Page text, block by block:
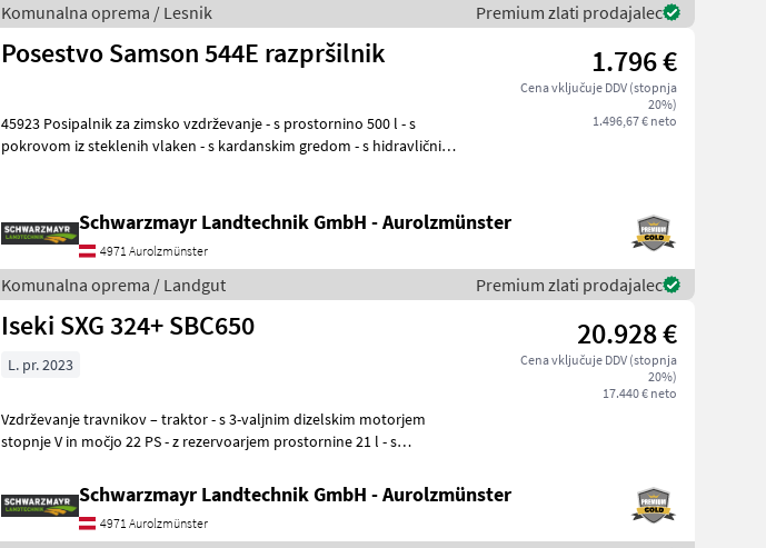
Komunalna oprema / Lesnik Premium zlati prodajalec
Posestvo Samson 544E razpršilnik 1.796 €
Cena vključuje DDV (stopnja
20%)
1.496,67 € neto
45923 Posipalnik za zimsko vzdrževanje - s prostornino 500 l - s
pokrovom iz steklenih vlaken - s kardanskim gredom - s hidravličnim
Schwarzmayr Landtechnik GmbH - Aurolzmünster
4971 Aurolzmünster
Komunalna oprema / Landgut Premium zlati prodajalec
Iseki SXG 324+ SBC650 20.928 €
Cena vključuje DDV (stopnja
20%)
17.440 € neto
L. pr. 2023
Vzdrževanje travnikov – traktor - s 3-valjnim dizelskim motorjem
stopnje V in močjo 22 PS - z rezervoarjem prostornine 21 l - s
Schwarzmayr Landtechnik GmbH - Aurolzmünster
4971 Aurolzmünster